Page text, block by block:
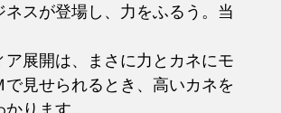
スが登場し、力をふるう。当
展開は、まさに力とカネにモ
見せられるとき、高いカネを
ります。